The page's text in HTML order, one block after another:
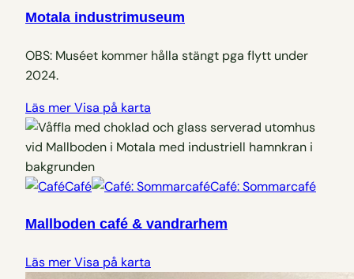
Motala industrimuseum
OBS: Muséet kommer hålla stängt pga flytt under
2024.
Läs merVisa på karta
Café Café: Sommarcafé
Mallboden café & vandrarhem
Läs merVisa på karta